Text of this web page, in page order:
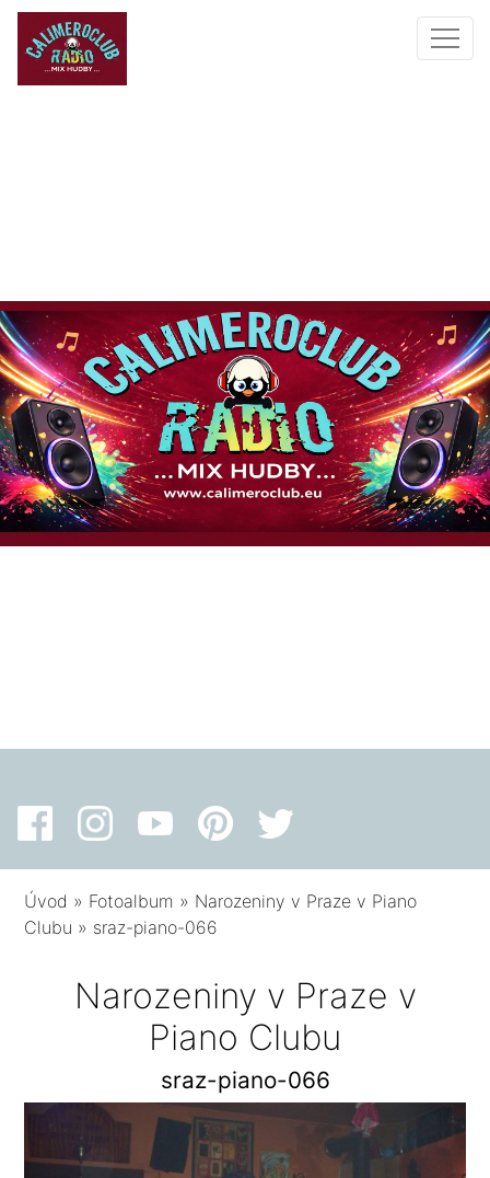
Úvod » Fotoalbum » Narozeniny v Praze v Piano
Clubu » sraz-piano-066
Narozeniny v Praze v
Piano Clubu
sraz-piano-066